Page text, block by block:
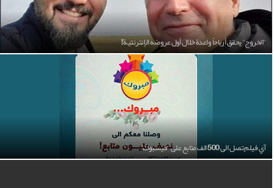
"الخروج" يحقق أرباحاً واعدة خلال أول عروضه الإنترنتية!
آي فيلم تصل الى 500 الف متابع على "فيسبوك"